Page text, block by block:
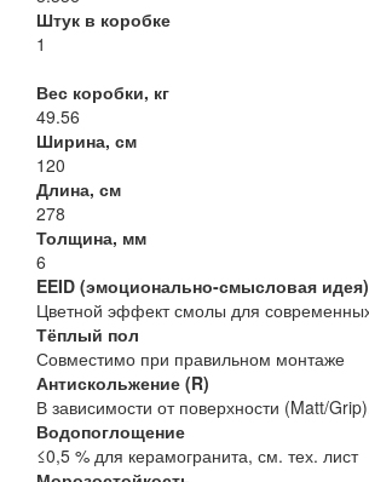
Штук в коробке
1
Вес коробки, кг
49.56
Ширина, см
120
Длина, см
278
Толщина, мм
6
EEID (эмоционально-смысловая идея)
Цветной эффект смолы для
Тёплый пол
Совместимо при правильном монтаже
Антискольжение (R)
В зависимости от поверхности (Matt/
Водопоглощение
≤0,5 % для керамогранита, см. тех. лист